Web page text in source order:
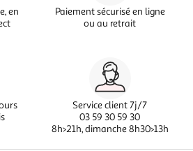
en
Paiement sécurisé en ligne
ou au retrait
Service client 7j/7
03 59 30 59 30
8h>21h, dimanche 8h30>13h